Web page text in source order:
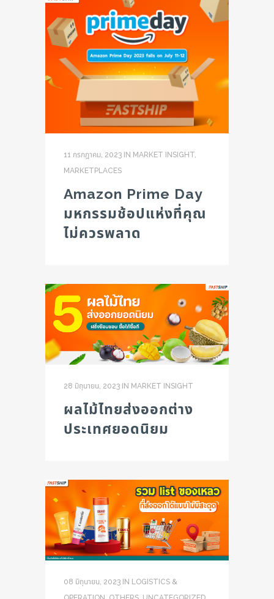
11 กรกฎาคม, 2023 IN MARKET INSIGHT,
MARKETPLACES
Amazon Prime Day
มหกรรมช้อปแห่งที่คุณ
ไม่ควรพลาด
28 มิถุนายน, 2023 IN MARKET INSIGHT
ผลไม้ไทยส่งออกต่าง
ประเทศยอดนิยม
08 มิถุนายน, 2023 IN LOGISTICS &